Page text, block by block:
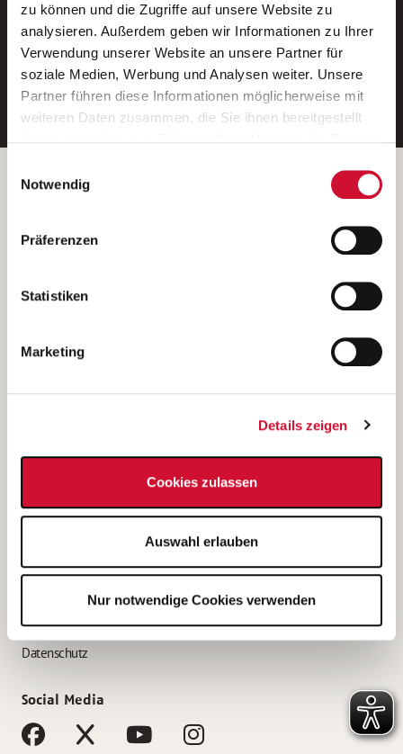
zu können und die Zugriffe auf unsere Website zu
analysieren. Außerdem geben wir Informationen zu Ihrer
Verwendung unserer Website an unsere Partner für
soziale Medien, Werbung und Analysen weiter. Unsere
Partner führen diese Informationen möglicherweise mit
weiteren Daten zusammen, die Sie ihnen bereitgestellt
Wenn Sie auf „Cookies zulassen“ klicken, so stimmen
Sie der Speicherung sämtlicher Cookies zu. Sie können
Ihre Einwilligung selbstverständlich jederzeit widerrufen,
indem Sie die Cookie-Einstellungen aufrufen und diese
unsererDatenschutzerklärung
Notwendig
Präferenzen
Statistiken
Marketing
Details zeigen
Cookies zulassen
Auswahl erlauben
Nur notwendige Cookies verwenden
Ein kostenloser Service von AWO
Jobs.
E-Mail-Adresse eintragen
Betreiber der Webseite
Kantstraße 45a
(Ein Tochterunternehmen des AWO Bezirksverbandes Unterfranken
e.V.)
Bewerbung als Altenpflegehelfer*in
Bewerbung als Erzieher*in
AWO Gliederungen nach Bundesland
Impressum
Datenschutz
Social Media